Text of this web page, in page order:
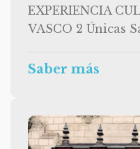
EXPERIENCIA
VASCO 2 Únicas
Saber más